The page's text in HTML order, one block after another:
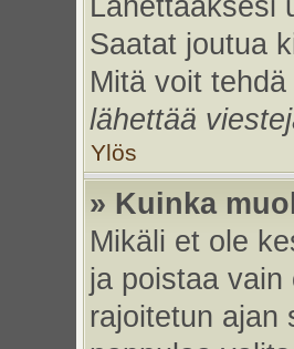
Lähettääksesi
Saatat joutua
Mitä voit
lähettää
Ylös
» Kuinka
Mikäli et ole
ja poistaa
rajoitetun ajan